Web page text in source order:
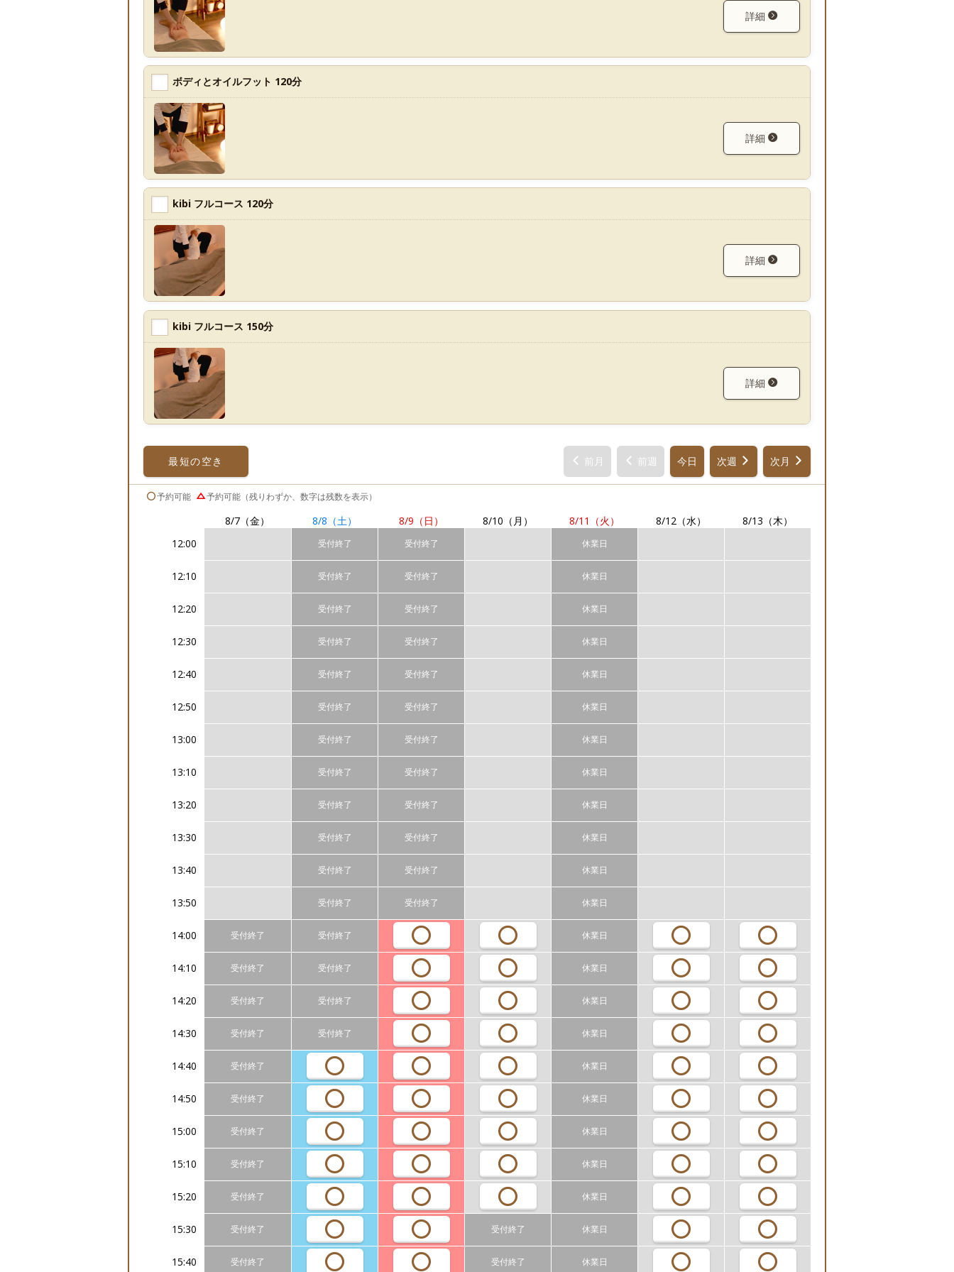
詳細
ボディとオイルフット 120分
詳細
kibi フルコース 120分
詳細
kibi フルコース 150分
詳細
最短の空き 前月 前週 今日 次週 次月
予約可能 予約可能（残りわずか、数字は残数を表示）
8/7 （金） 8/8 （土） 8/9 （日） 8/10 （月） 8/11 （火） 8/12 （水） 8/13 （木）
12:00
受付終了 受付終了 休業日
12:10 受付終了 受付終了 休業日
12:20 受付終了 受付終了 休業日
12:30 受付終了 受付終了 休業日
12:40 受付終了 受付終了 休業日
12:50 受付終了 受付終了 休業日
13:00 受付終了 受付終了 休業日
13:10 受付終了 受付終了 休業日
13:20 受付終了 受付終了 休業日
13:30 受付終了 受付終了 休業日
13:40 受付終了 受付終了 休業日
13:50 受付終了 受付終了 休業日
14:00 受付終了 受付終了 休業日
14:10 受付終了 受付終了 休業日
14:20 受付終了 受付終了 休業日
14:30 受付終了 受付終了 休業日
14:40 受付終了 休業日
14:50 受付終了 休業日
15:00 受付終了 休業日
15:10 受付終了 休業日
15:20 受付終了 休業日
15:30 受付終了 受付終了 休業日
15:40 受付終了 受付終了 休業日